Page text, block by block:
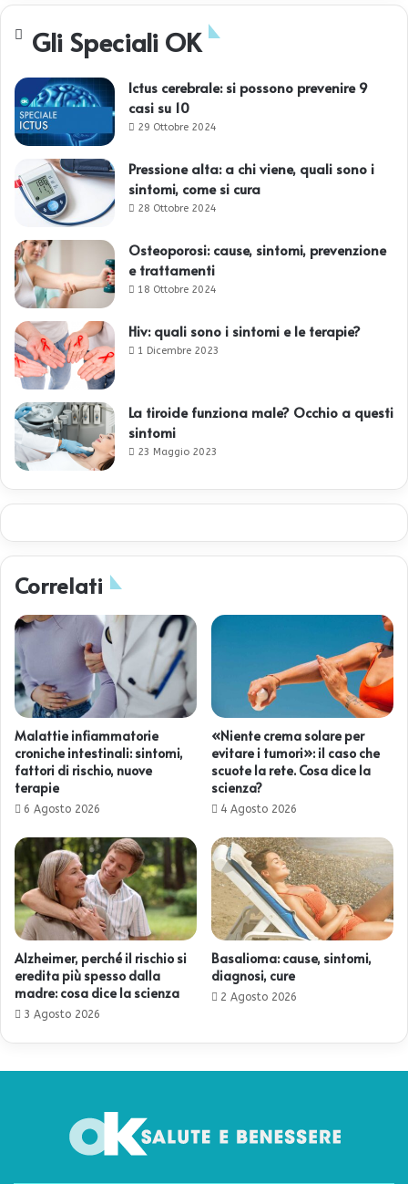
Gli Speciali OK
Ictus cerebrale: si possono prevenire 9
casi su 10
29 Ottobre 2024
Pressione alta: a chi viene, quali sono i
sintomi, come si cura
28 Ottobre 2024
Osteoporosi: cause, sintomi, prevenzione
e trattamenti
18 Ottobre 2024
Hiv: quali sono i sintomi e le terapie?
1 Dicembre 2023
La tiroide funziona male? Occhio a questi
sintomi
23 Maggio 2023
Correlati
Malattie infiammatorie
croniche intestinali: sintomi,
fattori di rischio, nuove
terapie
6 Agosto 2026
«Niente crema solare per
evitare i tumori»: il caso che
scuote la rete. Cosa dice la
scienza?
4 Agosto 2026
Alzheimer, perché il rischio si
eredita più spesso dalla
madre: cosa dice la scienza
3 Agosto 2026
Basalioma: cause, sintomi,
diagnosi, cure
2 Agosto 2026